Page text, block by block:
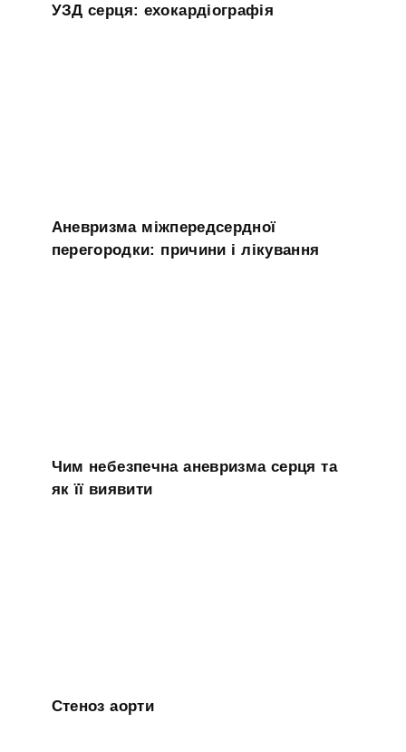
УЗД серця: ехокардіографія
Аневризма міжпередсердної
перегородки: причини і лікування
Чим небезпечна аневризма серця та
як її виявити
Стеноз аорти